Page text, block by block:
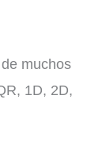
muchos
1D, 2D,